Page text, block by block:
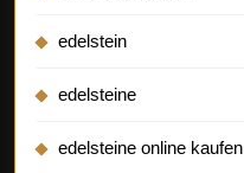
edelstein
edelsteine
edelsteine online kaufen